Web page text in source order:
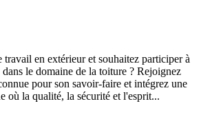
travail en extérieur et souhaitez participer à
dans le domaine de la toiture ? Rejoignez
pour son savoir-faire et intégrez une
où la qualité, la sécurité et l'esprit...